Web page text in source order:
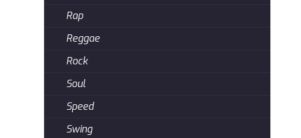
Rap
Reggae
Rock
Soul
Speed
Swing